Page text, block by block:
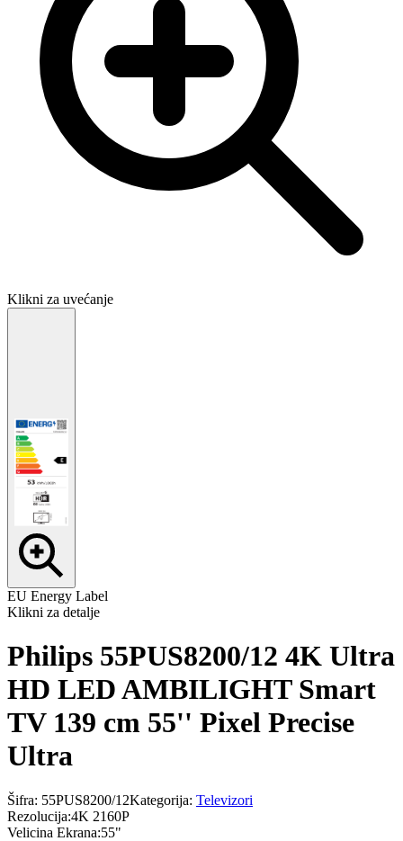
Klikni za uvećanje
EU Energy Label
Klikni za detalje
Philips 55PUS8200/12 4K Ultra
HD LED AMBILIGHT Smart
TV 139 cm 55'' Pixel Precise
Ultra
Šifra: 55PUS8200/12Kategorija: Televizori
Rezolucija:4K 2160P
Velicina Ekrana:55"